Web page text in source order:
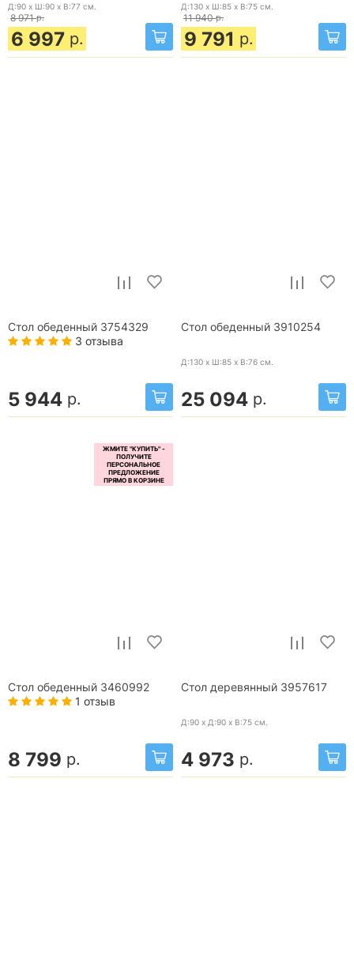
Д:90 x Ш:90 x В:77 см.
8 971 р.
6 997 р.
Д:130 x Ш:85 x В:75 см.
11 940 р.
9 791 р.
Стол обеденный 3754329
3 отзыва
5 944 р.
Стол обеденный 3910254
Д:130 x Ш:85 x В:76 см.
25 094 р.
Стол обеденный 3460992
1 отзыв
8 799 р.
Стол деревянный 3957617
Д:90 x Д:90 x В:75 см.
4 973 р.